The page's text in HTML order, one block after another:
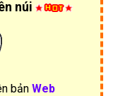
núi
bản Web